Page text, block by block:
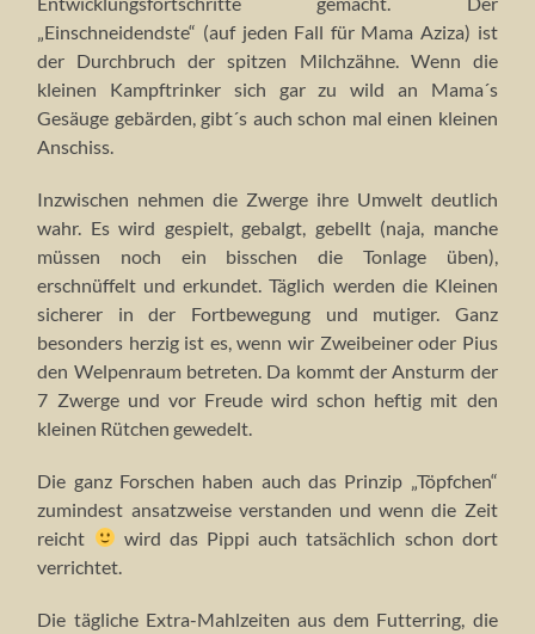
„Einschneidendste“ (auf jeden Fall für Mama Aziza) ist
der Durchbruch der spitzen Milchzähne. Wenn die
kleinen Kampftrinker sich gar zu wild an Mama´s
Gesäuge gebärden, gibt´s auch schon mal einen kleinen
Anschiss.
Inzwischen nehmen die Zwerge ihre Umwelt deutlich
wahr. Es wird gespielt, gebalgt, gebellt (naja, manche
müssen noch ein bisschen die Tonlage üben),
erschnüffelt und erkundet. Täglich werden die Kleinen
sicherer in der Fortbewegung und mutiger. Ganz
besonders herzig ist es, wenn wir Zweibeiner oder Pius
den Welpenraum betreten. Da kommt der Ansturm der
7 Zwerge und vor Freude wird schon heftig mit den
kleinen Rütchen gewedelt.
Die ganz Forschen haben auch das Prinzip „Töpfchen“
zumindest ansatzweise verstanden und wenn die Zeit
reicht
wird das Pippi auch tatsächlich schon dort
verrichtet.
Die tägliche Extra-Mahlzeiten aus dem Futterring, die